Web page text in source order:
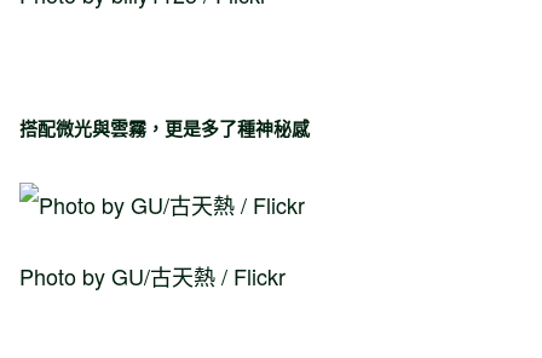
搭配微光與雲霧，更是多了種神秘感
Photo by GU/古天熱 / Flickr